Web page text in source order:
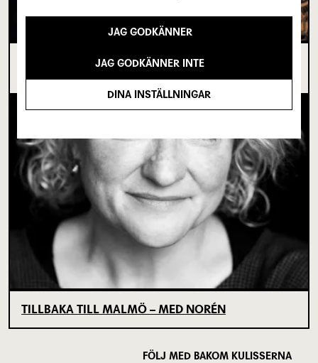
I SPRICKAN MELLAN DET SOM VARIT OCH DET
TILLBAKA TILL MALMÖ – MED NORÉN
FÖLJ MED BAKOM KULISSERNA
JAG GODKÄNNER
JAG GODKÄNNER INTE
DINA INSTÄLLNINGAR